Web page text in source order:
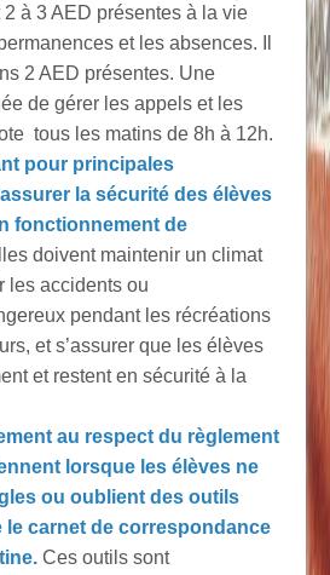
2 à 3 AED présentes à la vie
et les absences. Il
2 AED présentes. Une
de gérer les appels et les
tous les matins de 8h à 12h.
pour principales
la sécurité des élèves
fonctionnement de
doivent maintenir un climat
les accidents ou
pendant les récréations
et s’assurer que les élèves
et restent en sécurité à la
au respect du règlement
lorsque les élèves ne
ou oublient des outils
le carnet de correspondance
Ces outils sont